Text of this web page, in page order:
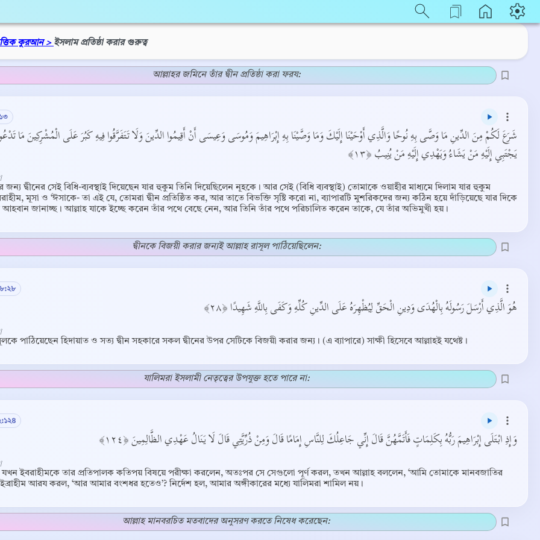
কুরআন > ইসলাম প্রতিষ্ঠা করার গুরুত্ব
আল্লাহর জমিনে তাঁর দ্বীন প্রতিষ্ঠা করা ফরয:
شَرَعَ لَكُمْ مِنَ الدِّينِ مَا وَصَّى بِهِ نُوحًا وَالَّذِي أَوْحَيْنَا إِلَيْكَ وَمَا وَصَّيْنَا بِهِ إِبْرَاهِيمَ وَمُوسَى وَعِيسَى أَنْ أَقِيمُوا الدِّينَ وَلَا تَتَفَرَّقُوا فِيهِ كَبُرَ عَلَى الْمُشْرِكِينَ مَا
يَجْتَبِي إِلَيْهِ مَنْ يَشَاءُ وَيَهْدِي إِلَيْهِ مَنْ يُنِيبُ ﴿١٣﴾
জন্য দ্বীনের সেই বিধি-ব্যবস্থাই দিয়েছেন যার হুকুম তিনি দিয়েছিলেন নূহকে। আর সেই (বিধি ব্যবস্থাই) তোমাকে ওয়াহীর মাধ্যমে দিলাম যার হুকুম
মূসা ও ‘ঈসাকে- তা এই যে, তোমরা দ্বীন প্রতিষ্ঠিত কর, আর তাতে বিভক্তি সৃষ্টি করো না, ব্যাপারটি মুশরিকদের জন্য কঠিন হয়ে দাঁড়িয়েছে যার দিকে
আহবান জানাচ্ছ। আল্লাহ যাকে ইচ্ছে করেন তাঁর পথে বেছে নেন, আর তিনি তাঁর পথে পরিচালিত করেন তাকে, যে তাঁর অভিমুখী হয়।
দ্বীনকে বিজয়ী করার জন্যই আল্লাহ রাসূল পাঠিয়েছিলেন:
هُوَ الَّذِي أَرْسَلَ رَسُولَهُ بِالْهُدَى وَدِينِ الْحَقِّ لِيُظْهِرَهُ عَلَى الدِّينِ كُلِّهِ وَكَفَى بِاللَّهِ شَهِيدًا ﴿٢٨﴾
পাঠিয়েছেন হিদায়াত ও সত্য দ্বীন সহকারে সকল দ্বীনের উপর সেটিকে বিজয়ী করার জন্য। (এ ব্যাপারে) সাক্ষী হিসেবে আল্লাহই যথেষ্ট।
যালিমরা ইসলামী নেতৃত্বের উপযুক্ত হতে পারে না:
وَإِذِ ابْتَلَى إِبْرَاهِيمَ رَبُّهُ بِكَلِمَاتٍ فَأَتَمَّهُنَّ قَالَ إِنِّي جَاعِلُكَ لِلنَّاسِ إِمَامًا قَالَ وَمِنْ ذُرِّيَّتِي قَالَ لَا يَنَالُ عَهْدِي الظَّالِمِينَ ﴿١٢٤﴾
ইবরাহীমকে তার প্রতিপালক কতিপয় বিষয়ে পরীক্ষা করলেন, অতঃপর সে সেগুলো পূর্ণ করল, তখন আল্লাহ বললেন, ‘আমি তোমাকে মানবজাতির
আরয করল, ‘আর আমার বংশধর হতেও’? নির্দেশ হল, আমার অঙ্গীকারের মধ্যে যালিমরা শামিল নয়।
আল্লাহ মানবরচিত মতবাদের অনুসরণ করতে নিষেধ করেছেন:
Copy